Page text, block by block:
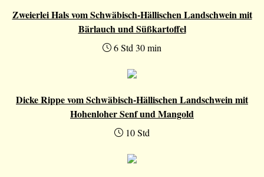
Zweierlei Hals vom Schwäbisch-Hällischen Landschwein mit
Bärlauch und Süßkartoffel
6 Std 30 min
Dicke Rippe vom Schwäbisch-Hällischen Landschwein mit
Hohenloher Senf und Mangold
10 Std